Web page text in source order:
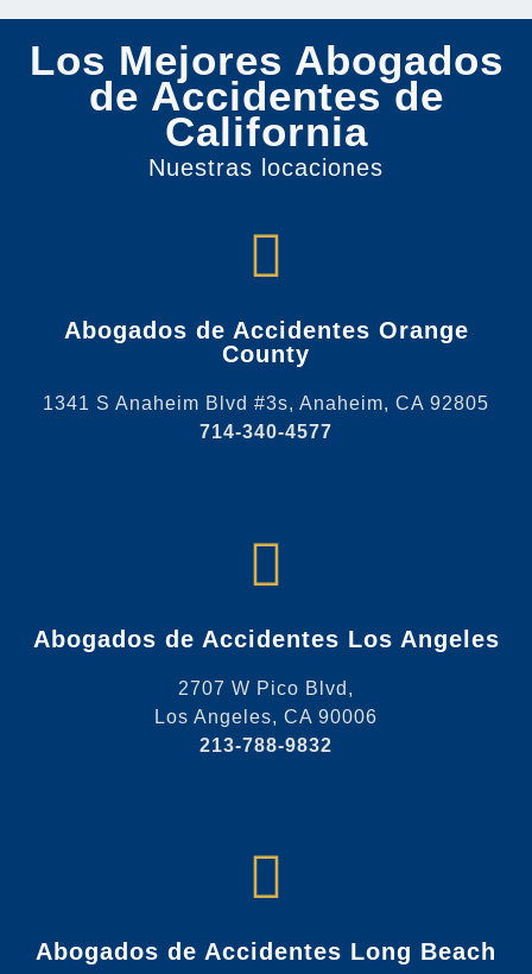
Los Mejores Abogados
de Accidentes de
California
Nuestras locaciones
Abogados de Accidentes Orange
County
1341 S Anaheim Blvd #3s, Anaheim, CA 92805
714-340-4577
Abogados de Accidentes Los Angeles
2707 W Pico Blvd,
Los Angeles, CA 90006
213-788-9832
Abogados de Accidentes Long Beach